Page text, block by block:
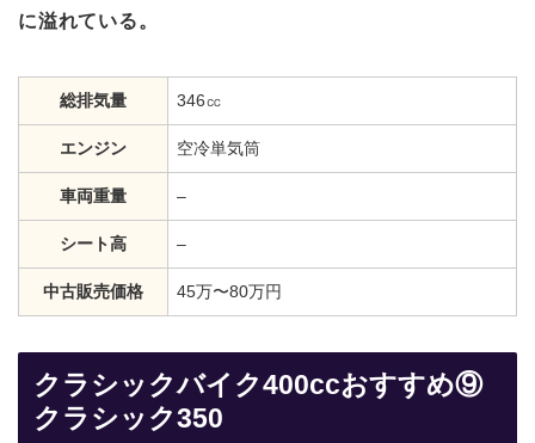
に溢れている。
総排気量 346㏄
エンジン 空冷単気筒
車両重量 –
シート高 –
中古販売価格 45万〜80万円
クラシックバイク400ccおすすめ⑨
クラシック350